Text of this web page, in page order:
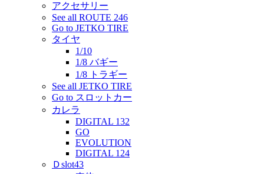
アクセサリー
See all ROUTE 246
Go to JETKO TIRE
タイヤ
1/10
1/8 バギー
1/8 トラギー
See all JETKO TIRE
Go to スロットカー
カレラ
DIGITAL 132
GO
EVOLUTION
DIGITAL 124
Ｄslot43